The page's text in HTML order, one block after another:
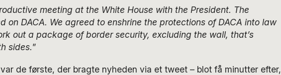
meeting at the White House with the President. The
on DACA. We agreed to enshrine the protections of DACA into law
out a package of border security, excluding the wall, that’s
sides.”
de første, der bragte nyheden via et tweet – blot få minutter efter,